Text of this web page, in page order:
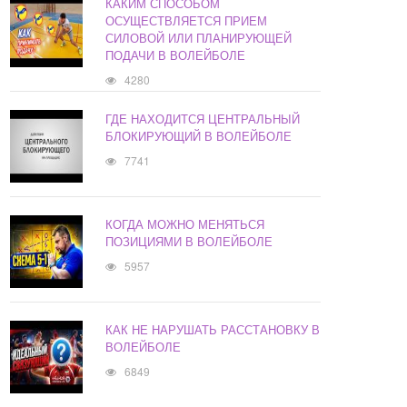
КАКИМ СПОСОБОМ
ОСУЩЕСТВЛЯЕТСЯ ПРИЕМ
СИЛОВОЙ ИЛИ ПЛАНИРУЮЩЕЙ
ПОДАЧИ В ВОЛЕЙБОЛЕ
4280
ГДЕ НАХОДИТСЯ ЦЕНТРАЛЬНЫЙ
БЛОКИРУЮЩИЙ В ВОЛЕЙБОЛЕ
7741
КОГДА МОЖНО МЕНЯТЬСЯ
ПОЗИЦИЯМИ В ВОЛЕЙБОЛЕ
5957
КАК НЕ НАРУШАТЬ РАССТАНОВКУ В
ВОЛЕЙБОЛЕ
6849